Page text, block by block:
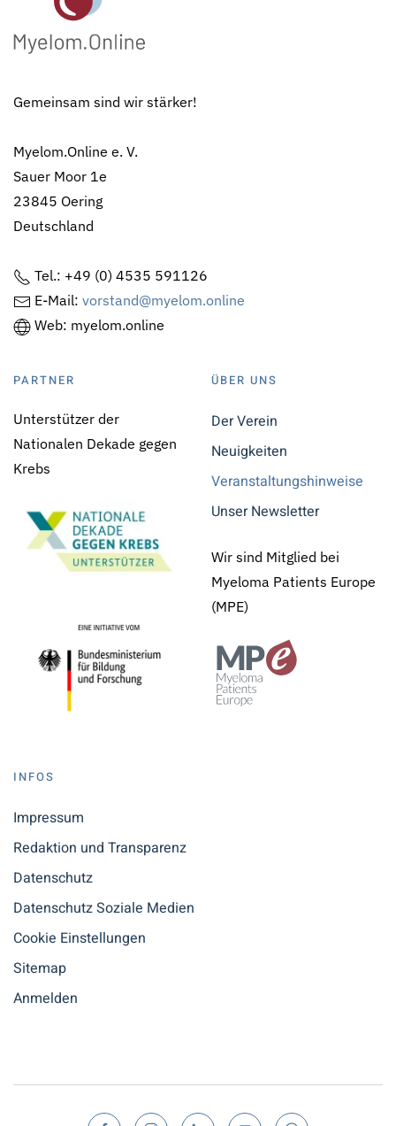
Gemeinsam sind wir stärker!
Myelom.Online e. V.
Sauer Moor 1e
23845 Oering
Deutschland
Tel.: +49 (0) 4535 591126
E-Mail: vorstand@myelom.online
Web: myelom.online
PARTNER
Unterstützer der
Nationalen Dekade gegen
Krebs
ÜBER UNS
Der Verein
Neuigkeiten
Veranstaltungshinweise
Unser Newsletter
Wir sind Mitglied bei
Myeloma Patients Europe
(MPE)
INFOS
Impressum
Redaktion und Transparenz
Datenschutz
Datenschutz Soziale Medien
Cookie Einstellungen
Sitemap
Anmelden